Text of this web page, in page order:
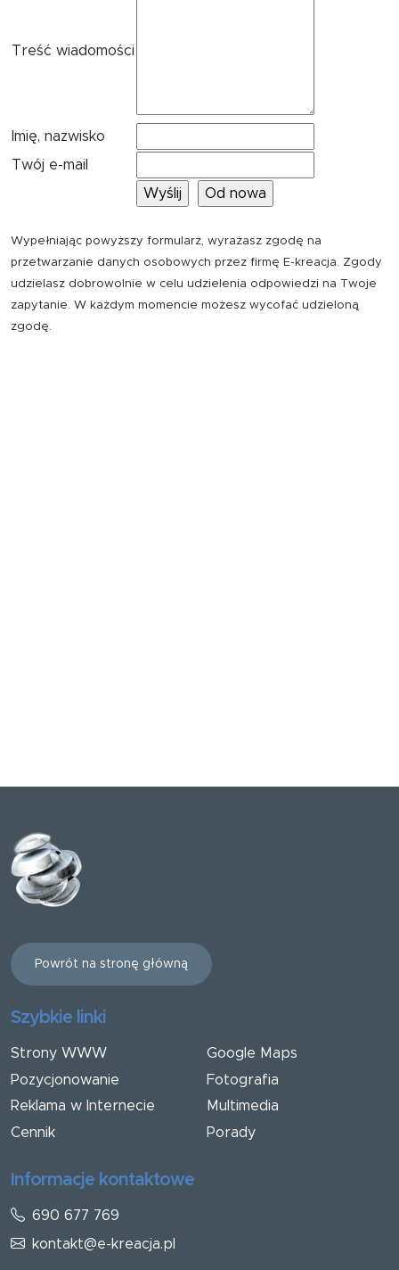
Treść wiadomości
Imię, nazwisko
Twój e-mail
Wypełniając powyższy formularz, wyrażasz zgodę na
przetwarzanie danych osobowych przez firmę E-kreacja. Zgody
udzielasz dobrowolnie w celu udzielenia odpowiedzi na Twoje
zapytanie. W każdym momencie możesz wycofać udzieloną
zgodę.
Powrót na stronę główną
Szybkie linki
Strony WWW
Pozycjonowanie
Reklama w Internecie
Cennik
Google Maps
Fotografia
Multimedia
Porady
Informacje kontaktowe
690 677 769
kontakt@e-kreacja.pl